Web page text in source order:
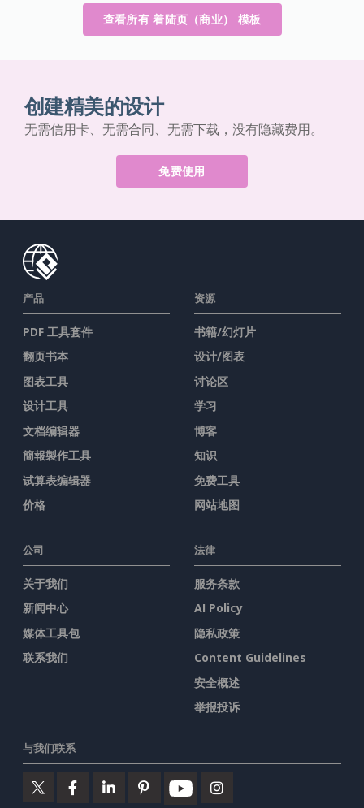
查看所有 着陆页（商业） 模板
创建精美的设计
无需信用卡、无需合同、无需下载，没有隐藏费用。
免费使用
产品
PDF 工具套件
翻页书本
图表工具
设计工具
文档编辑器
簡報製作工具
试算表编辑器
价格
资源
书籍/幻灯片
设计/图表
讨论区
学习
博客
知识
免费工具
网站地图
公司
关于我们
新闻中心
媒体工具包
联系我们
法律
服务条款
AI Policy
隐私政策
Content Guidelines
安全概述
举报投诉
与我们联系